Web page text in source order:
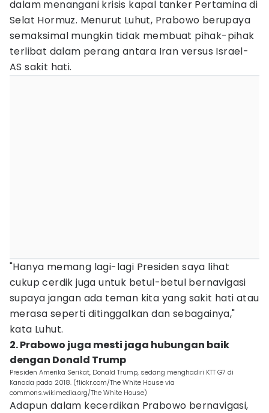
dalam menangani krisis kapal tanker Pertamina di
Selat Hormuz. Menurut Luhut, Prabowo berupaya
semaksimal mungkin tidak membuat pihak-pihak
terlibat dalam perang antara Iran versus Israel-
AS sakit hati.
"Hanya memang lagi-lagi Presiden saya lihat
cukup cerdik juga untuk betul-betul bernavigasi
supaya jangan ada teman kita yang sakit hati atau
merasa seperti ditinggalkan dan sebagainya,"
kata Luhut.
2. Prabowo juga mesti jaga hubungan baik
dengan Donald Trump
Presiden Amerika Serikat, Donald Trump, sedang menghadiri KTT G7 di
Kanada pada 2018. (flickr.com/The White House via
commons.wikimedia.org/The White House)
Adapun dalam kecerdikan Prabowo bernavigasi,